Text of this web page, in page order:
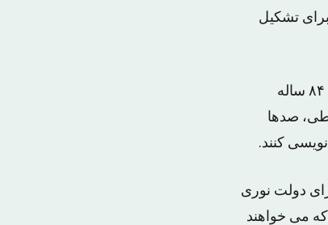
تشکیل
آیت الله علی سیستانی پرنفوذترین شخصیت مذهبی میان شیعیان عراق است. این روحانی ۸۴ ساله
صدها
کنند.
دولت نوری
می خواهند